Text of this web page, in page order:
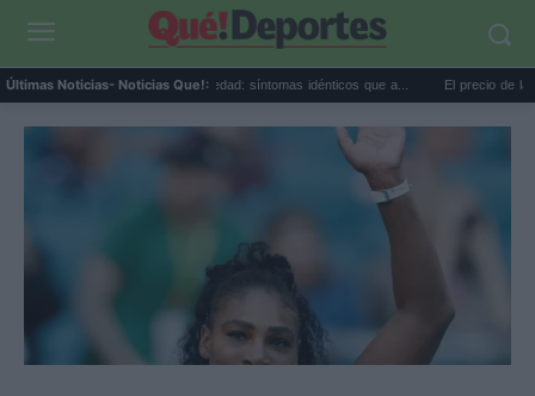
Últimas Noticias- Noticias Que!:
Calor extremo y ansiedad: síntomas idénticos que a... El precio de la